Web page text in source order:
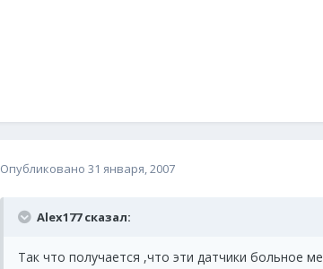
Опубликовано 31 января, 2007
Alex177 сказал:
Так что получается ,что эти датчики больное